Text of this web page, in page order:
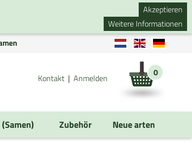
Akzeptieren
Weitere Informationen
Kontakt Anmelden 0
Zubehör Neue arten